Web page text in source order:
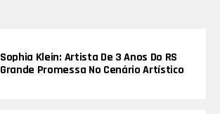
Sophia Klein: Artista De 3 Anos Do RS
Grande Promessa No Cenário Artístico